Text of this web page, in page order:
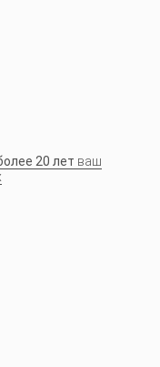
20 лет ваш